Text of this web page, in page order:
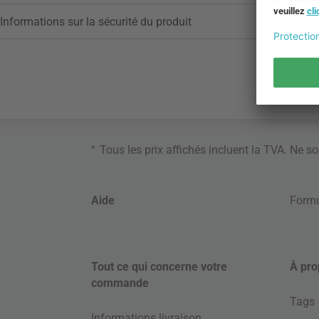
Informations sur la sécurité du produit
* Tous les prix affichés incluent la TVA. Ne
Aide
Tout ce qui concerne votre
commande
À
Tags